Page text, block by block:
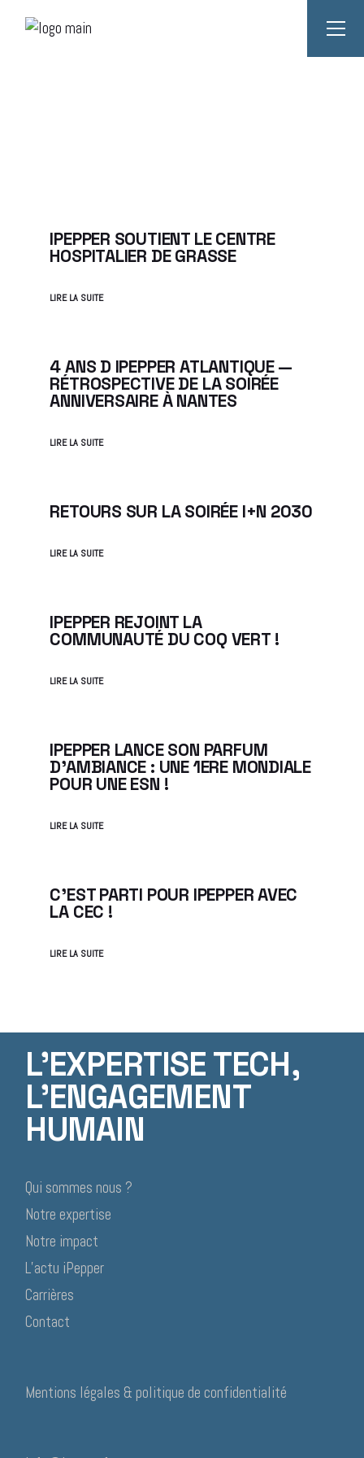
IPEPPER SOUTIENT LE CENTRE
HOSPITALIER DE GRASSE
LIRE LA SUITE
4 ANS D IPEPPER ATLANTIQUE —
RÉTROSPECTIVE DE LA SOIRÉE
ANNIVERSAIRE À NANTES
LIRE LA SUITE
RETOURS SUR LA SOIRÉE I+N 2030
LIRE LA SUITE
IPEPPER REJOINT LA
COMMUNAUTÉ DU COQ VERT !
LIRE LA SUITE
IPEPPER LANCE SON PARFUM
D’AMBIANCE : UNE 1ERE MONDIALE
POUR UNE ESN !
LIRE LA SUITE
C’EST PARTI POUR IPEPPER AVEC
LA CEC !
LIRE LA SUITE
L'EXPERTISE TECH,
L'ENGAGEMENT
HUMAIN
Qui sommes nous ?
Notre expertise
Notre impact
L’actu iPepper
Carrières
Contact
Mentions légales & politique de confidentialité